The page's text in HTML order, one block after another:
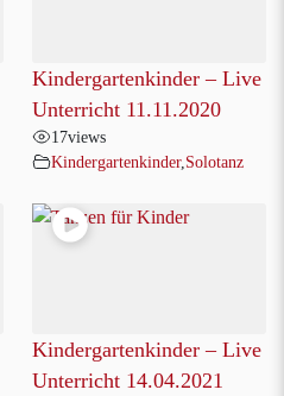
Kindergartenkinder – Live
Unterricht 11.11.2020
17views
Kindergartenkinder, Solotanz
Kindergartenkinder – Live
Unterricht 14.04.2021